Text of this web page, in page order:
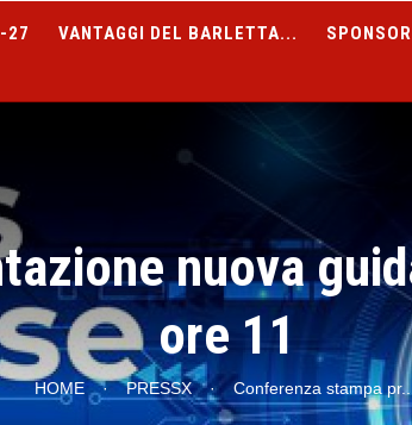
27 VANTAGGI DEL BARLETTA...
nuova
ore 11
HOME · PRESSX · Conferenza stampa pr